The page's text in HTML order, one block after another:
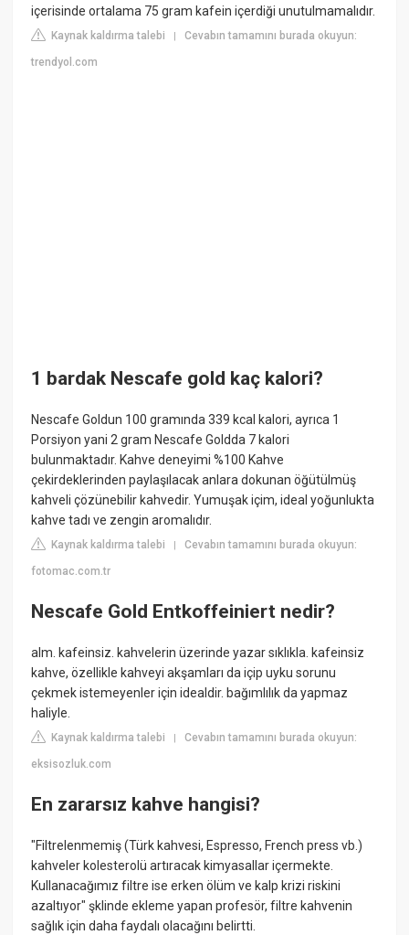
içerisinde ortalama 75 gram kafein içerdiği unutulmamalıdır.
Kaynak kaldırma talebi |Cevabın tamamını burada okuyun:
trendyol.com
1 bardak Nescafe gold kaç kalori?
Nescafe Goldun 100 gramında 339 kcal kalori, ayrıca 1
Porsiyon yani 2 gram Nescafe Goldda 7 kalori
bulunmaktadır. Kahve deneyimi %100 Kahve
çekirdeklerinden paylaşılacak anlara dokunan öğütülmüş
kahveli çözünebilir kahvedir. Yumuşak içim, ideal yoğunlukta
kahve tadı ve zengin aromalıdır.
Kaynak kaldırma talebi |Cevabın tamamını burada okuyun:
fotomac.com.tr
Nescafe Gold Entkoffeiniert nedir?
alm. kafeinsiz. kahvelerin üzerinde yazar sıklıkla. kafeinsiz
kahve, özellikle kahveyi akşamları da içip uyku sorunu
çekmek istemeyenler için idealdir. bağımlılık da yapmaz
haliyle.
Kaynak kaldırma talebi |Cevabın tamamını burada okuyun:
eksisozluk.com
En zararsız kahve hangisi?
"Filtrelenmemiş (Türk kahvesi, Espresso, French press vb.)
kahveler kolesterolü artıracak kimyasallar içermekte.
Kullanacağımız filtre ise erken ölüm ve kalp krizi riskini
azaltıyor" şklinde ekleme yapan profesör, filtre kahvenin
sağlık için daha faydalı olacağını belirtti.